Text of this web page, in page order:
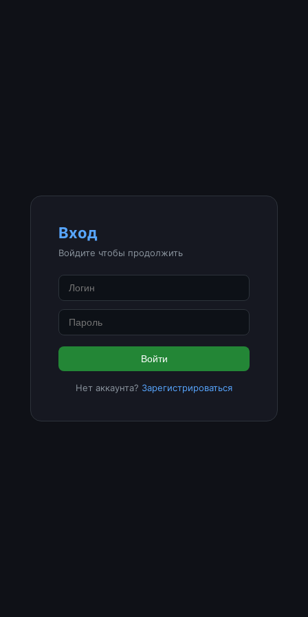
Вход
Войдите чтобы продолжить
Войти
Нет аккаунта? Зарегистрироваться